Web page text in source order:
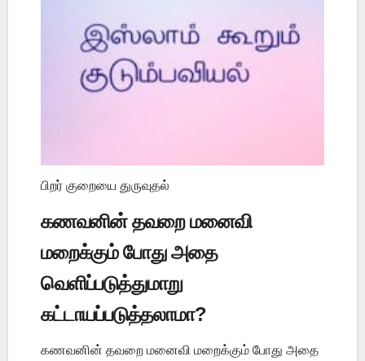
பிறர் குறையை துருவுதல்
கணவனின் தவறை மனைவி
மறைக்கும் போது அதை
வெளிப்படுத்துமாறு
கட்டாயப்படுத்தலாமா?
கணவனின் தவறை மனைவி மறைக்கும் போது அதை